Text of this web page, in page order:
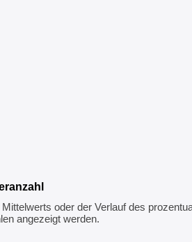
oder der Verlauf des
angezeigt werden.